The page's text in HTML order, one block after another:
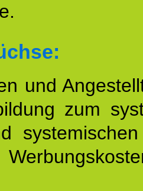
und
zum